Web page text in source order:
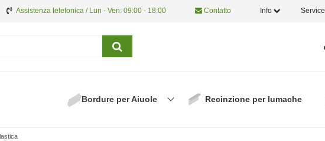
Assistenza telefonica / Lun - Ven: 09:00 - 18:00 Contatto Info Service
Bordure per Aiuole Recinzione per lumache